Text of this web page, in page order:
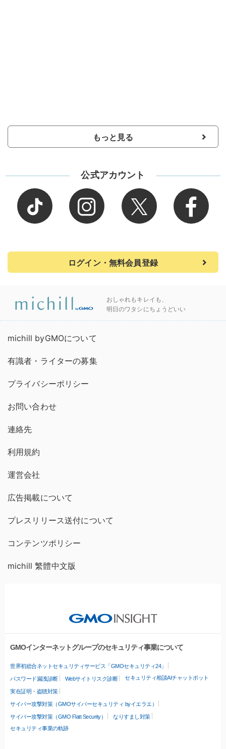
もっと見る
公式アカウント
ログイン・無料会員登録
おしゃれもキレイも、
明日のワタシにちょうどいい
michill byGMOについて
有識者・ライターの募集
プライバシーポリシー
お問い合わせ
連絡先
利用規約
運営会社
広告掲載について
プレスリリース送付について
コンテンツポリシー
michill 繁體中文版
GMOインターネットグループのセキュリティ事業について
世界初総合ネットセキュリティサービス「GMOセキュリティ24」
パスワード漏洩診断 Webサイトリスク診断 セキュリティ相談AIチャットボット
実在証明・盗聴対策
サイバー攻撃対策（GMOサイバーセキュリティ byイエラエ）
サイバー攻撃対策（GMO Flatt Security）
なりすまし対策
セキュリティ事業の軌跡